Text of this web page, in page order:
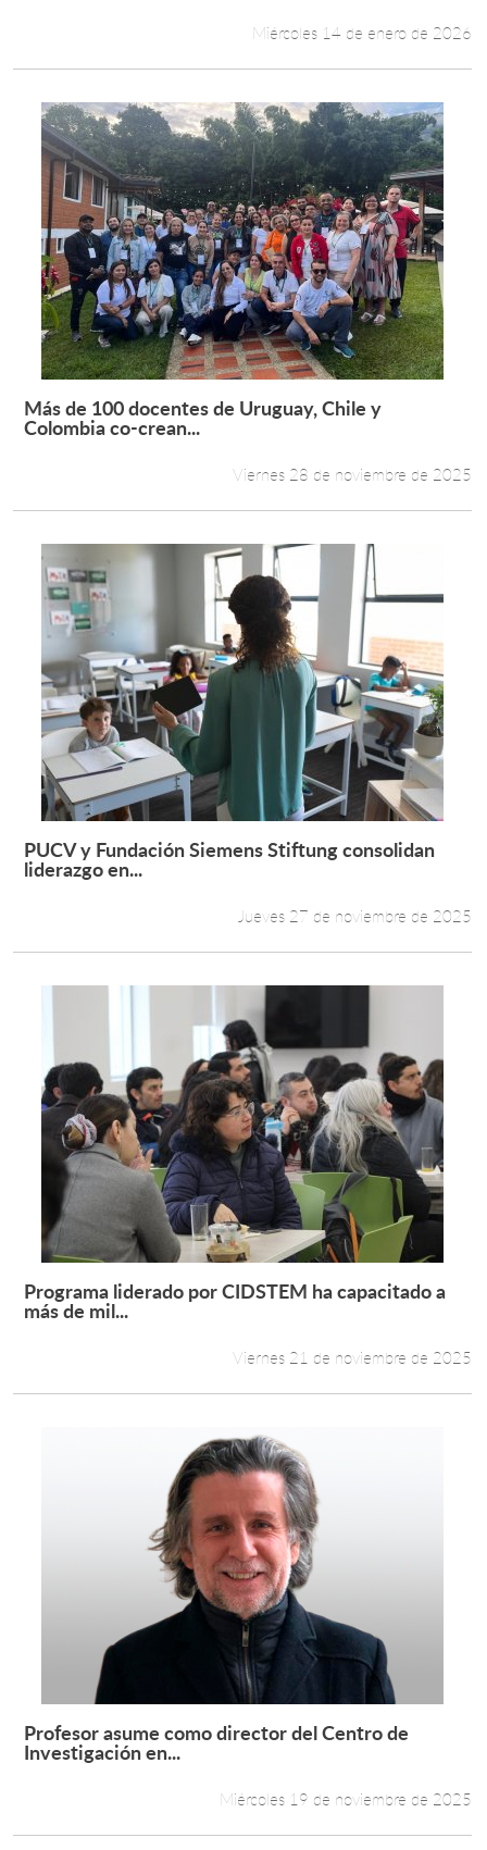
Miércoles 14 de enero de 2026
Leer más +
Más de 100 docentes de Uruguay, Chile y
Colombia co-crean...
Viernes 28 de noviembre de 2025
Leer más +
PUCV y Fundación Siemens Stiftung consolidan
liderazgo en...
Jueves 27 de noviembre de 2025
Leer más +
Programa liderado por CIDSTEM ha capacitado a
más de mil...
Viernes 21 de noviembre de 2025
Leer más +
Profesor asume como director del Centro de
Investigación en...
Miércoles 19 de noviembre de 2025